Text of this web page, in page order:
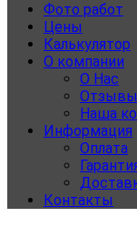
Фото работ
Цены
Калькулятор
О компании
О Нас
Отзывы
Наша
Информация
Оплата
Контакты